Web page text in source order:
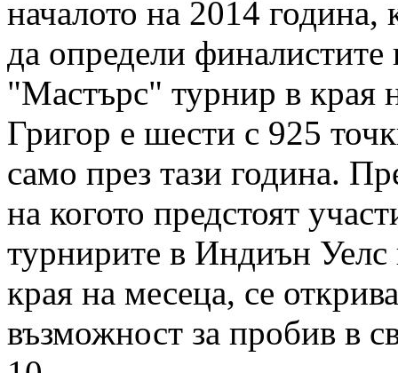
началото на 2014 година,
да определи
"Мастърс" турнир в края
Григор е шести с 925
само през тази година.
на когото предстоят
турнирите в Индиън
края на месеца, се
възможност за пробив в